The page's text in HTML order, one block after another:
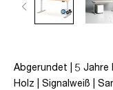
Abgerundet | 5 Jahre
Holz | Signalweiß |